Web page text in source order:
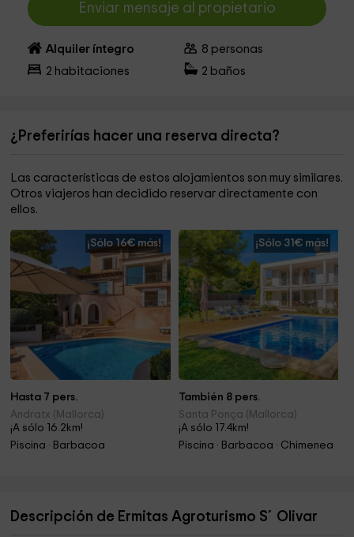
Enviar mensaje al propietario
Alquiler íntegro 8 personas
2 habitaciones 2 baños
¿Preferirías hacer una reserva directa?
Las características de estos alojamientos son muy similares.
Otros viajeros han decidido reservar directamente con
ellos.
¡Sólo 16€ más!
Hasta 7 pers.
Andratx (Mallorca)
¡A sólo 16.2km!
Piscina · Barbacoa
¡Sólo 31€ más!
También 8 pers.
Santa Ponça (Mallorca)
¡A sólo 17.4km!
Piscina · Barbacoa · Chimenea
Descripción de Ermitas Agroturismo S´Olivar